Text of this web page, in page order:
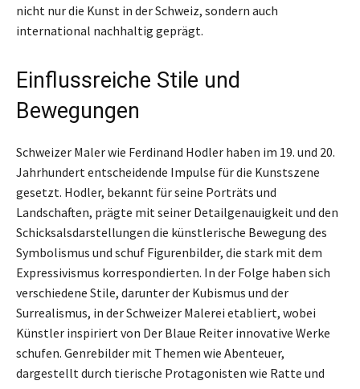
nicht nur die Kunst in der Schweiz, sondern auch
international nachhaltig geprägt.
Einflussreiche Stile und
Bewegungen
Schweizer Maler wie Ferdinand Hodler haben im 19. und 20.
Jahrhundert entscheidende Impulse für die Kunstszene
gesetzt. Hodler, bekannt für seine Porträts und
Landschaften, prägte mit seiner Detailgenauigkeit und den
Schicksalsdarstellungen die künstlerische Bewegung des
Symbolismus und schuf Figurenbilder, die stark mit dem
Expressivismus korrespondierten. In der Folge haben sich
verschiedene Stile, darunter der Kubismus und der
Surrealismus, in der Schweizer Malerei etabliert, wobei
Künstler inspiriert von Der Blaue Reiter innovative Werke
schufen. Genrebilder mit Themen wie Abenteuer,
dargestellt durch tierische Protagonisten wie Ratte und